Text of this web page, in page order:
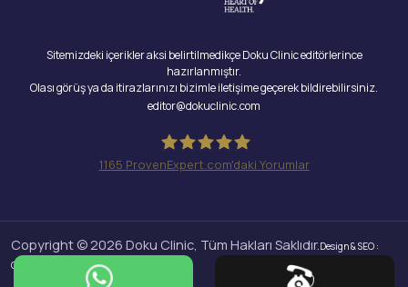
Sitemizdeki içerikler aksi belirtilmedikçe Doku Clinic editörlerince
hazırlanmıştır.
Olası görüş ya da itirazlarınızı bizimle iletişime geçerek bildirebilirsiniz.
editor@dokuclinic.com
1165 ProvenExpert.com'daki Yorumlar
Copyright © 2026 Doku Clinic, Tüm Hakları Saklıdır.Design & SEO :
Crabs Media